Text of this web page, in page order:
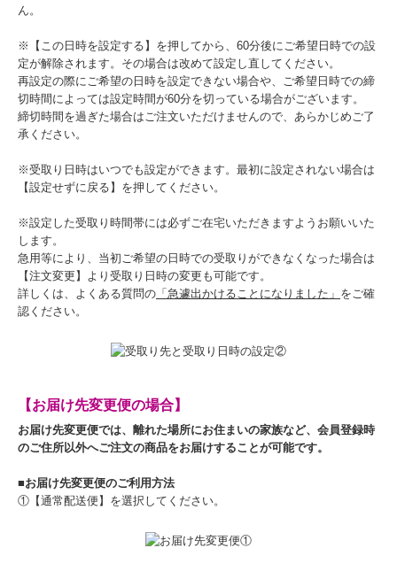
ん。
※【この日時を設定する】を押してから、60分後にご希望日時での設
定が解除されます。その場合は改めて設定し直してください。
再設定の際にご希望の日時を設定できない場合や、ご希望日時での締
切時間によっては設定時間が60分を切っている場合がございます。
締切時間を過ぎた場合はご注文いただけませんので、あらかじめご了
承ください。
※受取り日時はいつでも設定ができます。最初に設定されない場合は
【設定せずに戻る】を押してください。
※設定した受取り時間帯には必ずご在宅いただきますようお願いいた
します。
急用等により、当初ご希望の日時での受取りができなくなった場合は
【注文変更】より受取り日時の変更も可能です。
詳しくは、よくある質問の 「急遽出かけることになりました」 をご確
認ください。
【お届け先変更便の場合】
お届け先変更便では、離れた場所にお住まいの家族など、会員登録時
のご住所以外へご注文の商品をお届けすることが可能です。
■お届け先変更便のご利用方法
①【通常配送便】を選択してください。